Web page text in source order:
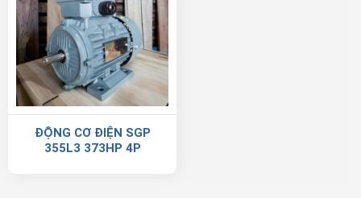
ĐỘNG CƠ ĐIỆN SGP
355L3 373HP 4P